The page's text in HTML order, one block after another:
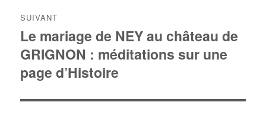
SUIVANT
Publication
suivante :
Le mariage de NEY au château de
GRIGNON : méditations sur une
page d’Histoire